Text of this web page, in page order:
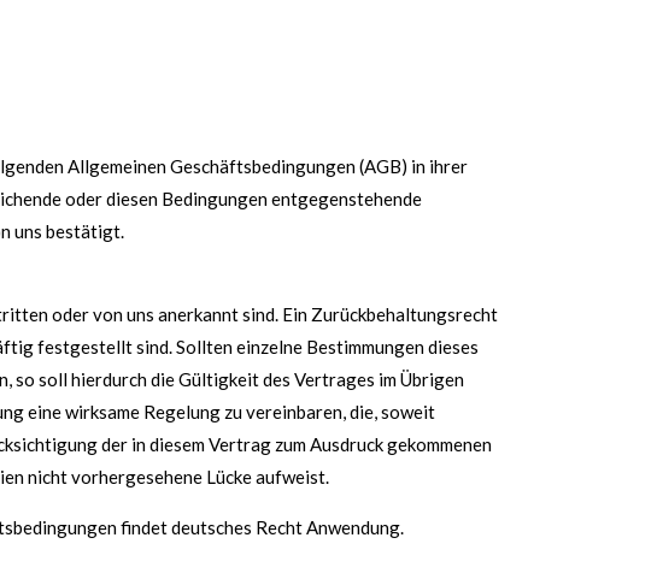
Allgemeinen Geschäftsbedingungen (AGB) in ihrer
oder diesen Bedingungen entgegenstehende
uns bestätigt.
oder von uns anerkannt sind. Ein Zurückbehaltungsrecht
festgestellt sind. Sollten einzelne Bestimmungen dieses
so soll hierdurch die Gültigkeit des Vertrages im Übrigen
eine wirksame Regelung zu vereinbaren, die, soweit
der in diesem Vertrag zum Ausdruck gekommenen
nicht vorhergesehene Lücke aufweist.
findet deutsches Recht Anwendung.